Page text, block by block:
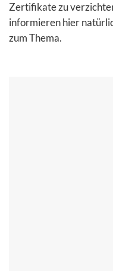
Zertifikate zu
informieren hier
zum Thema.